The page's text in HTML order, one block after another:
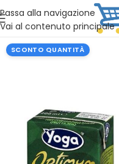
Passa alla navigazione
Vai al contenuto principale
Vuoi assistenza?
SCONTO QUANTITÀ